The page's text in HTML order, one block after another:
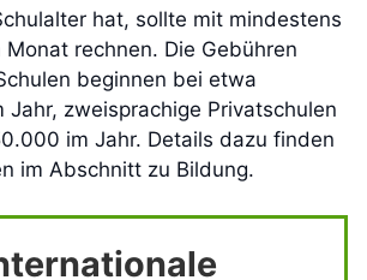
hat, sollte mit mindestens
rechnen. Die Gebühren
beginnen bei etwa
zweisprachige Privatschulen
im Jahr. Details dazu finden
im Abschnitt zu Bildung.